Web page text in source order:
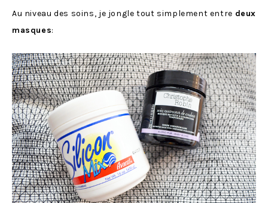
Au niveau des soins, je jongle tout simplement entre deux
masques: